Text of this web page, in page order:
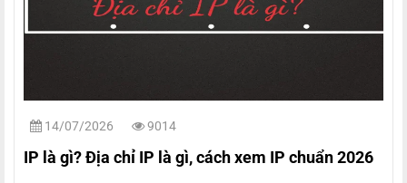
14/07/2026 9014
IP là gì? Địa chỉ IP là gì, cách xem IP chuẩn 2026